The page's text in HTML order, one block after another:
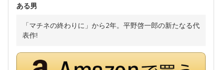
ある男
「マチネの終わりに」から2年。平野啓一郎の新たなる代
表作!